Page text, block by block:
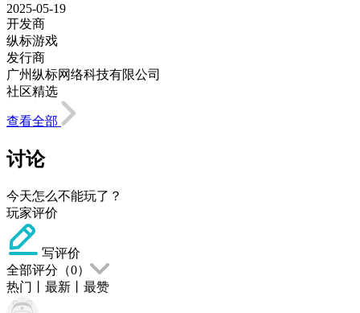
2025-05-19
开发商
纵标游戏
发行商
广州纵标网络科技有限公司
社区精选
查看全部
讨论
今天怎么不能玩了？
玩家评价
写评价
全部评分（0）
热门
最新 最赞